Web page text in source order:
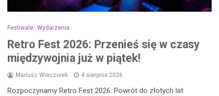
Festiwale Wydarzenia
Retro Fest 2026: Przenieś się w czasy
międzywojnia już w piątek!
Mariusz Wieczorek 4 sierpnia 2026
Rozpoczynamy Retro Fest 2026: Powrót do złotych lat